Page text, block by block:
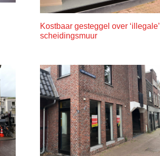
Kostbaar gesteggel over ‘illegale’
scheidingsmuur